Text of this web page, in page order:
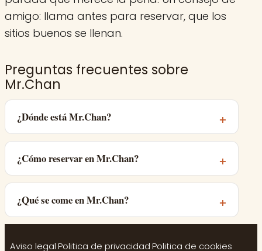
amigo: llama antes para reservar, que los
sitios buenos se llenan.
Preguntas frecuentes sobre
Mr.Chan
¿Dónde está Mr.Chan?
¿Cómo reservar en Mr.Chan?
¿Qué se come en Mr.Chan?
Aviso legal·Politica de privacidad·Politica de cookies·